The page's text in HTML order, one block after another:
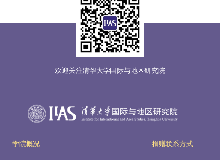
欢迎关注清华大学国际与地区研究院
学院概况 捐赠联系方式